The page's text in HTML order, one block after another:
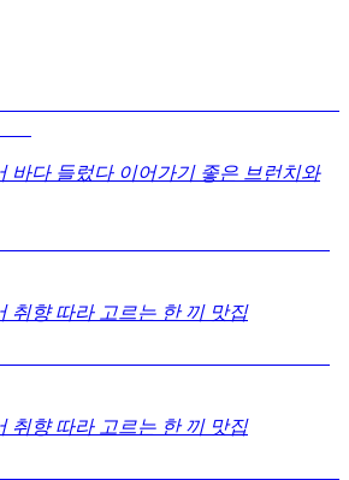
바다 들렀다 이어가기 좋은 브런치와
취향 따라 고르는 한 끼 맛집
취향 따라 고르는 한 끼 맛집